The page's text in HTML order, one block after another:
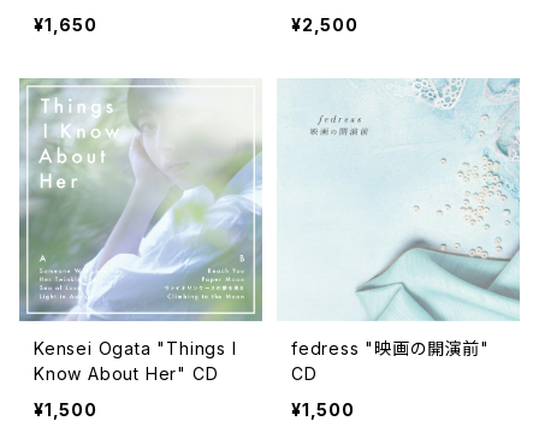
¥1,650
¥2,500
Kensei Ogata "Things I
Know About Her" CD
¥1,500
fedress "映画の開演前"
CD
¥1,500